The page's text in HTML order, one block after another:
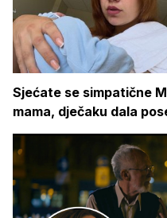
Sjećate se simpatične
mama, dječaku dala